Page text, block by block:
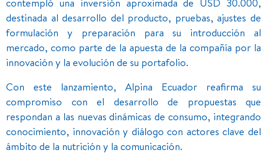
destinada al desarrollo del producto, pruebas, ajustes de
formulación y preparación para su introducción al
mercado, como parte de la apuesta de la compañía por la
innovación y la evolución de su portafolio.
Con este lanzamiento, Alpina Ecuador reafirma su
compromiso con el desarrollo de propuestas que
respondan a las nuevas dinámicas de consumo, integrando
conocimiento, innovación y diálogo con actores clave del
ámbito de la nutrición y la comunicación.